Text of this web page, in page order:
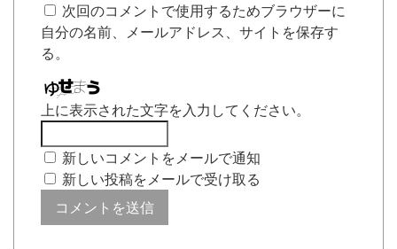
次回のコメントで使用するためブラウザーに
自分の名前、メールアドレス、サイトを保存す
る。
上に表示された文字を入力してください。
新しいコメントをメールで通知
新しい投稿をメールで受け取る